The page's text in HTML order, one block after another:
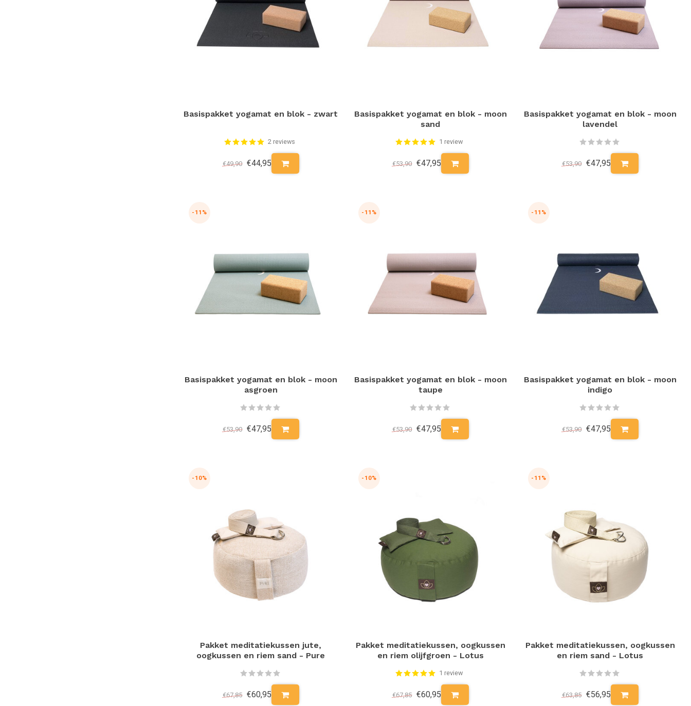
Basispakket yogamat en blok - zwart
2 reviews
€49,90 €44,95
Basispakket yogamat en blok - moon
sand
1 review
€53,90 €47,95
Basispakket yogamat en blok - moon
lavendel
€53,90 €47,95
-11%
Basispakket yogamat en blok - moon
asgroen
€53,90 €47,95
-11%
Basispakket yogamat en blok - moon
taupe
€53,90 €47,95
-11%
Basispakket yogamat en blok - moon
indigo
€53,90 €47,95
-10%
Pakket meditatiekussen jute,
oogkussen en riem sand - Pure
€67,85 €60,95
-10%
Pakket meditatiekussen, oogkussen
en riem olijfgroen - Lotus
1 review
€67,85 €60,95
-11%
Pakket meditatiekussen, oogkussen
en riem sand - Lotus
€63,85 €56,95